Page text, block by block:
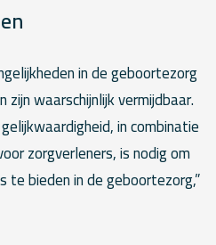
in de geboortezorg
waarschijnlijk vermijdbaar.
in combinatie
zorgverleners, is nodig om
te bieden in de geboortezorg,”